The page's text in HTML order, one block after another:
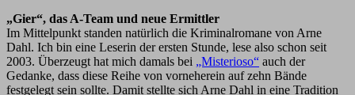
„Gier“, das A-Team und neue Ermittler
Im Mittelpunkt standen natürlich die Kriminalromane von Arne
Dahl. Ich bin eine Leserin der ersten Stunde, lese also schon seit
2003. Überzeugt hat mich damals bei „Misterioso“ auch der
Gedanke, dass diese Reihe von vorneherein auf zehn Bände
festgelegt sein sollte. Damit stellte sich Arne Dahl in eine Tradition